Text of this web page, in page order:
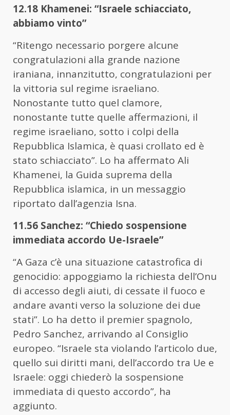
12.18 Khamenei: “Israele schiacciato,
abbiamo vinto”
“Ritengo necessario porgere alcune
congratulazioni alla grande nazione
iraniana, innanzitutto, congratulazioni per
la vittoria sul regime israeliano.
Nonostante tutto quel clamore,
nonostante tutte quelle affermazioni, il
regime israeliano, sotto i colpi della
Repubblica Islamica, è quasi crollato ed è
stato schiacciato”. Lo ha affermato Ali
Khamenei, la Guida suprema della
Repubblica islamica, in un messaggio
riportato dall’agenzia Isna.
11.56 Sanchez: “Chiedo sospensione
immediata accordo Ue-Israele”
“A Gaza c’è una situazione catastrofica di
genocidio: appoggiamo la richiesta dell’Onu
di accesso degli aiuti, di cessate il fuoco e
andare avanti verso la soluzione dei due
stati”. Lo ha detto il premier spagnolo,
Pedro Sanchez, arrivando al Consiglio
europeo. “Israele sta violando l’articolo due,
quello sui diritti mani, dell’accordo tra Ue e
Israele: oggi chiederò la sospensione
immediata di questo accordo”, ha
aggiunto.